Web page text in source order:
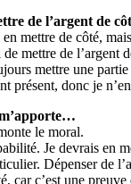
de l’argent de
en mettre de côté,
mettre de l’argent
mettre une
présent, donc je
le moral.
Je devrais en
Dépenser de
car c’est une